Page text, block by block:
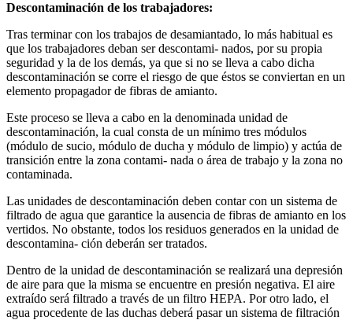
Descontaminación de los trabajadores:
Tras terminar con los trabajos de desamiantado, lo más habitual es
que los trabajadores deban ser descontami- nados, por su propia
seguridad y la de los demás, ya que si no se lleva a cabo dicha
descontaminación se corre el riesgo de que éstos se conviertan en un
elemento propagador de fibras de amianto.
Este proceso se lleva a cabo en la denominada unidad de
descontaminación, la cual consta de un mínimo tres módulos
(módulo de sucio, módulo de ducha y módulo de limpio) y actúa de
transición entre la zona contami- nada o área de trabajo y la zona no
contaminada.
Las unidades de descontaminación deben contar con un sistema de
filtrado de agua que garantice la ausencia de fibras de amianto en los
vertidos. No obstante, todos los residuos generados en la unidad de
descontamina- ción deberán ser tratados.
Dentro de la unidad de descontaminación se realizará una depresión
de aire para que la misma se encuentre en presión negativa. El aire
extraído será filtrado a través de un filtro HEPA. Por otro lado, el
agua procedente de las duchas deberá pasar un sistema de filtración